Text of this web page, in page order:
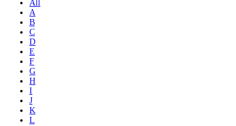
All
A
B
C
D
E
F
G
H
I
J
K
L